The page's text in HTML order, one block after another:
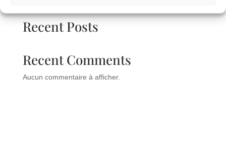
Recent Posts
Recent Comments
Aucun commentaire à afficher.